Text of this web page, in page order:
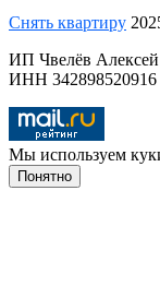
Снять квартиру
ИП Чвелёв
ИНН
Мы используем
Понятно